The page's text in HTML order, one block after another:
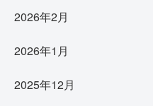
2026年2月
2026年1月
2025年12月